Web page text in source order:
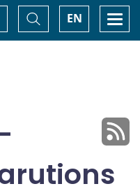
EN
Basculer
la
recherche